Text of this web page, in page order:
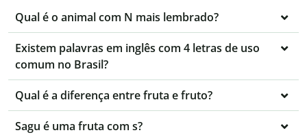
Qual é o animal com N mais lembrado?
Existem palavras em inglês com 4 letras de uso
comum no Brasil?
Qual é a diferença entre fruta e fruto?
Sagu é uma fruta com s?